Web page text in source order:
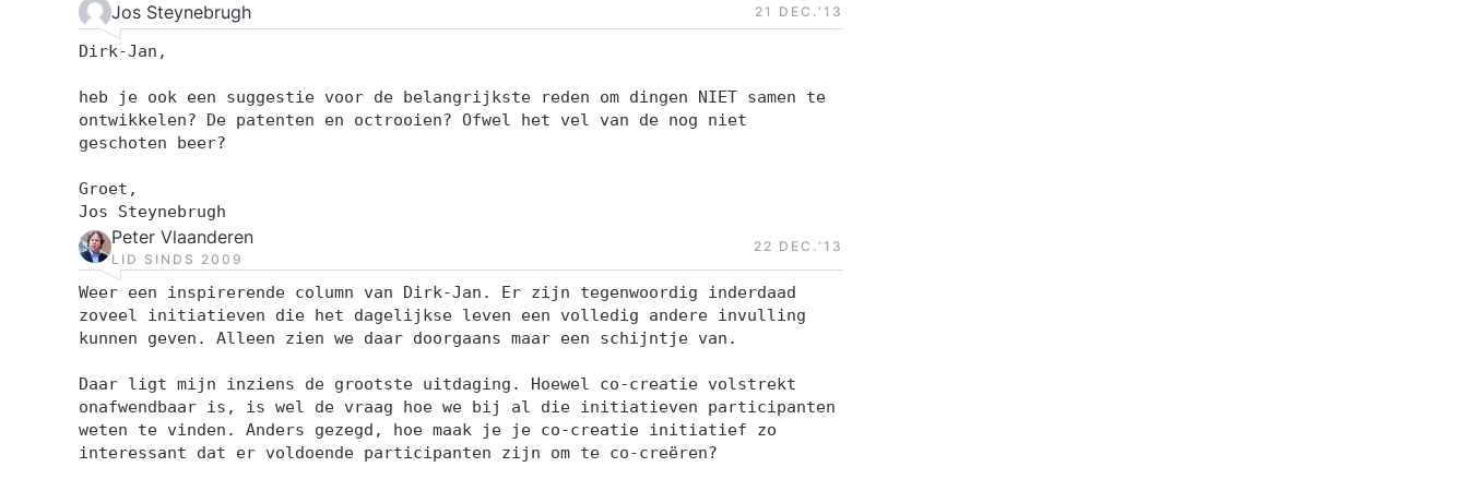
Jos Steynebrugh 21 DEC.‘13
Dirk-Jan,
heb je ook een suggestie voor de belangrijkste reden om dingen NIET samen te
ontwikkelen? De patenten en octrooien? Ofwel het vel van de nog niet
geschoten beer?
Groet,
Jos Steynebrugh
Peter Vlaanderen
LID SINDS 2009
22 DEC.‘13
Weer een inspirerende column van Dirk-Jan. Er zijn tegenwoordig inderdaad
zoveel initiatieven die het dagelijkse leven een volledig andere invulling
kunnen geven. Alleen zien we daar doorgaans maar een schijntje van.
Daar ligt mijn inziens de grootste uitdaging. Hoewel co-creatie volstrekt
onafwendbaar is, is wel de vraag hoe we bij al die initiatieven participanten
weten te vinden. Anders gezegd, hoe maak je je co-creatie initiatief zo
interessant dat er voldoende participanten zijn om te co-creëren?